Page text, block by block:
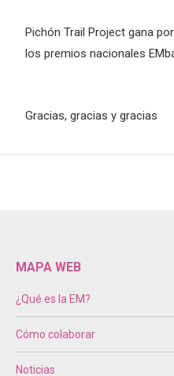
Pichón Trail Project gana
los premios nacionales
Gracias, gracias y gracias
MAPA WEB
¿Qué es la EM?
Cómo colaborar
Noticias